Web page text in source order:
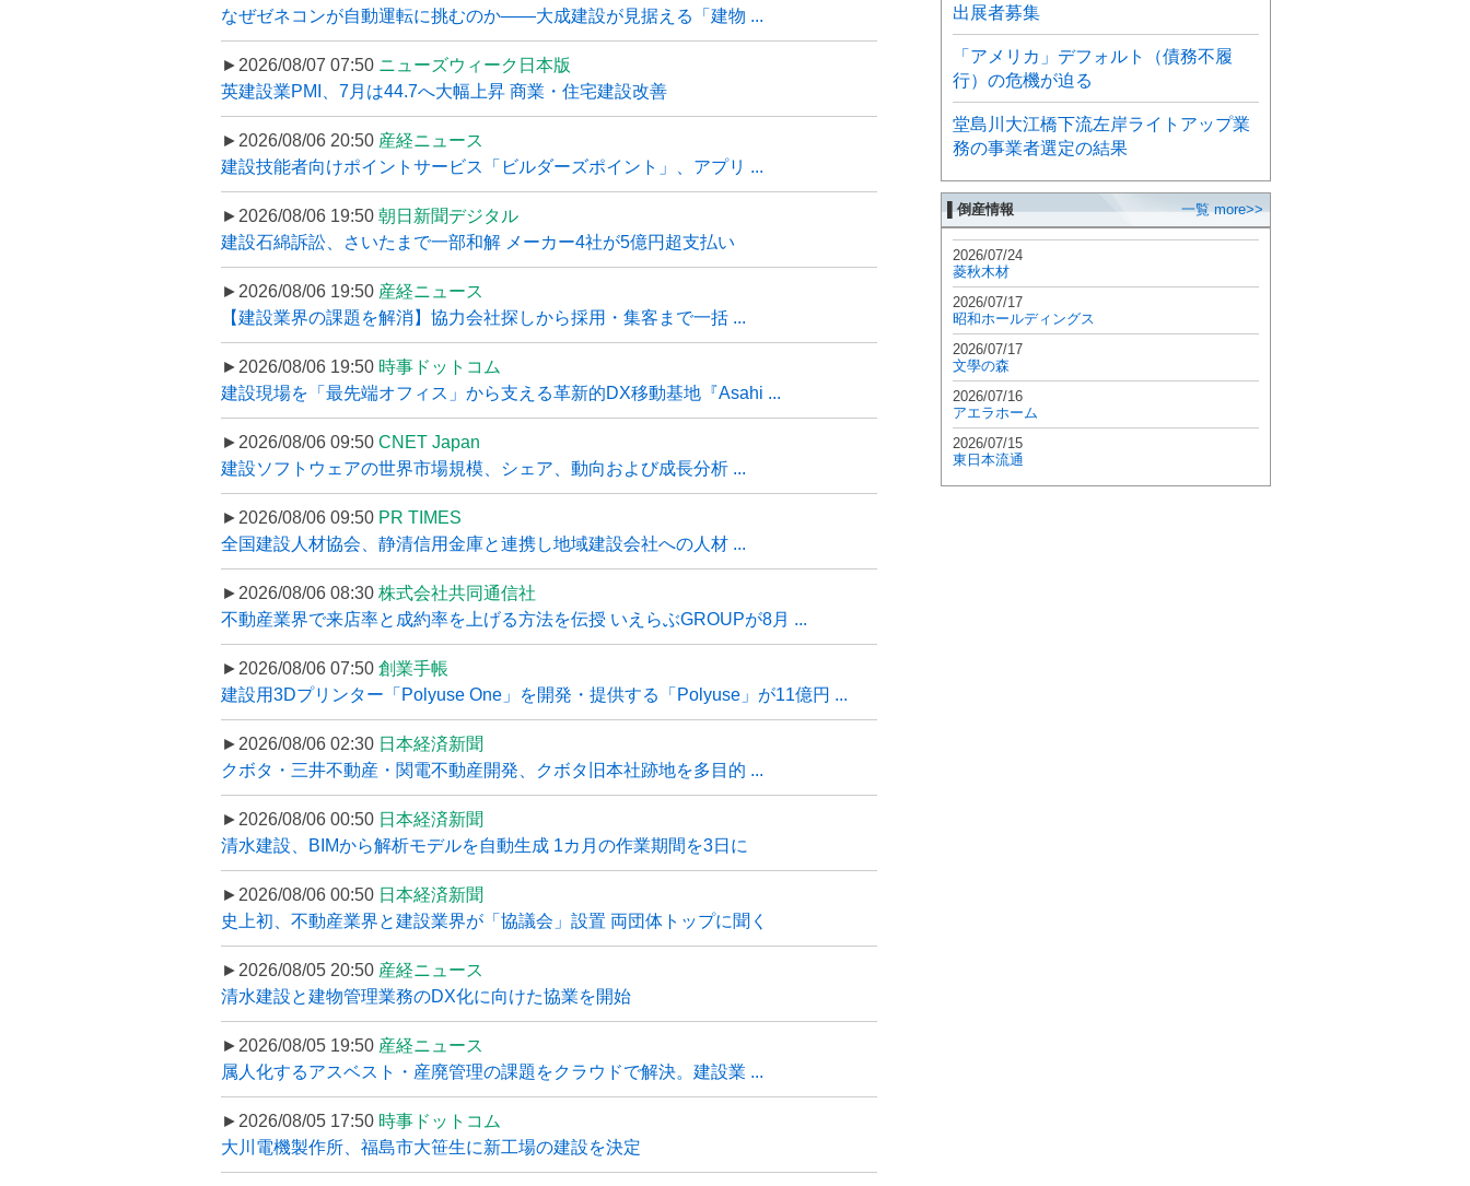
なぜゼネコンが自動運転に挑むのか――大成建設が見据える「建物 ...
►2026/08/07 07:50 ニューズウィーク日本版
英建設業PMI、7月は44.7へ大幅上昇 商業・住宅建設改善
►2026/08/06 20:50 産経ニュース
建設技能者向けポイントサービス「ビルダーズポイント」、アプリ ...
►2026/08/06 19:50 朝日新聞デジタル
建設石綿訴訟、さいたまで一部和解 メーカー4社が5億円超支払い
►2026/08/06 19:50 産経ニュース
【建設業界の課題を解消】協力会社探しから採用・集客まで一括 ...
►2026/08/06 19:50 時事ドットコム
建設現場を「最先端オフィス」から支える革新的DX移動基地『Asahi ...
►2026/08/06 09:50 CNET Japan
建設ソフトウェアの世界市場規模、シェア、動向および成長分析 ...
►2026/08/06 09:50 PR TIMES
全国建設人材協会、静清信用金庫と連携し地域建設会社への人材 ...
►2026/08/06 08:30 株式会社共同通信社
不動産業界で来店率と成約率を上げる方法を伝授 いえらぶGROUPが8月 ...
►2026/08/06 07:50 創業手帳
建設用3Dプリンター「Polyuse One」を開発・提供する「Polyuse」が11億円 ...
►2026/08/06 02:30 日本経済新聞
クボタ・三井不動産・関電不動産開発、クボタ旧本社跡地を多目的 ...
►2026/08/06 00:50 日本経済新聞
清水建設、BIMから解析モデルを自動生成 1カ月の作業期間を3日に
►2026/08/06 00:50 日本経済新聞
史上初、不動産業界と建設業界が「協議会」設置 両団体トップに聞く
►2026/08/05 20:50 産経ニュース
清水建設と建物管理業務のDX化に向けた協業を開始
►2026/08/05 19:50 産経ニュース
属人化するアスベスト・産廃管理の課題をクラウドで解決。建設業 ...
►2026/08/05 17:50 時事ドットコム
大川電機製作所、福島市大笹生に新工場の建設を決定
出展者募集
「アメリカ」デフォルト（債務不履
行）の危機が迫る
堂島川大江橋下流左岸ライトアップ業
務の事業者選定の結果
▌倒産情報 一覧 more>>
2026/07/24
菱秋木材
2026/07/17
昭和ホールディングス
2026/07/17
文學の森
2026/07/16
アエラホーム
2026/07/15
東日本流通